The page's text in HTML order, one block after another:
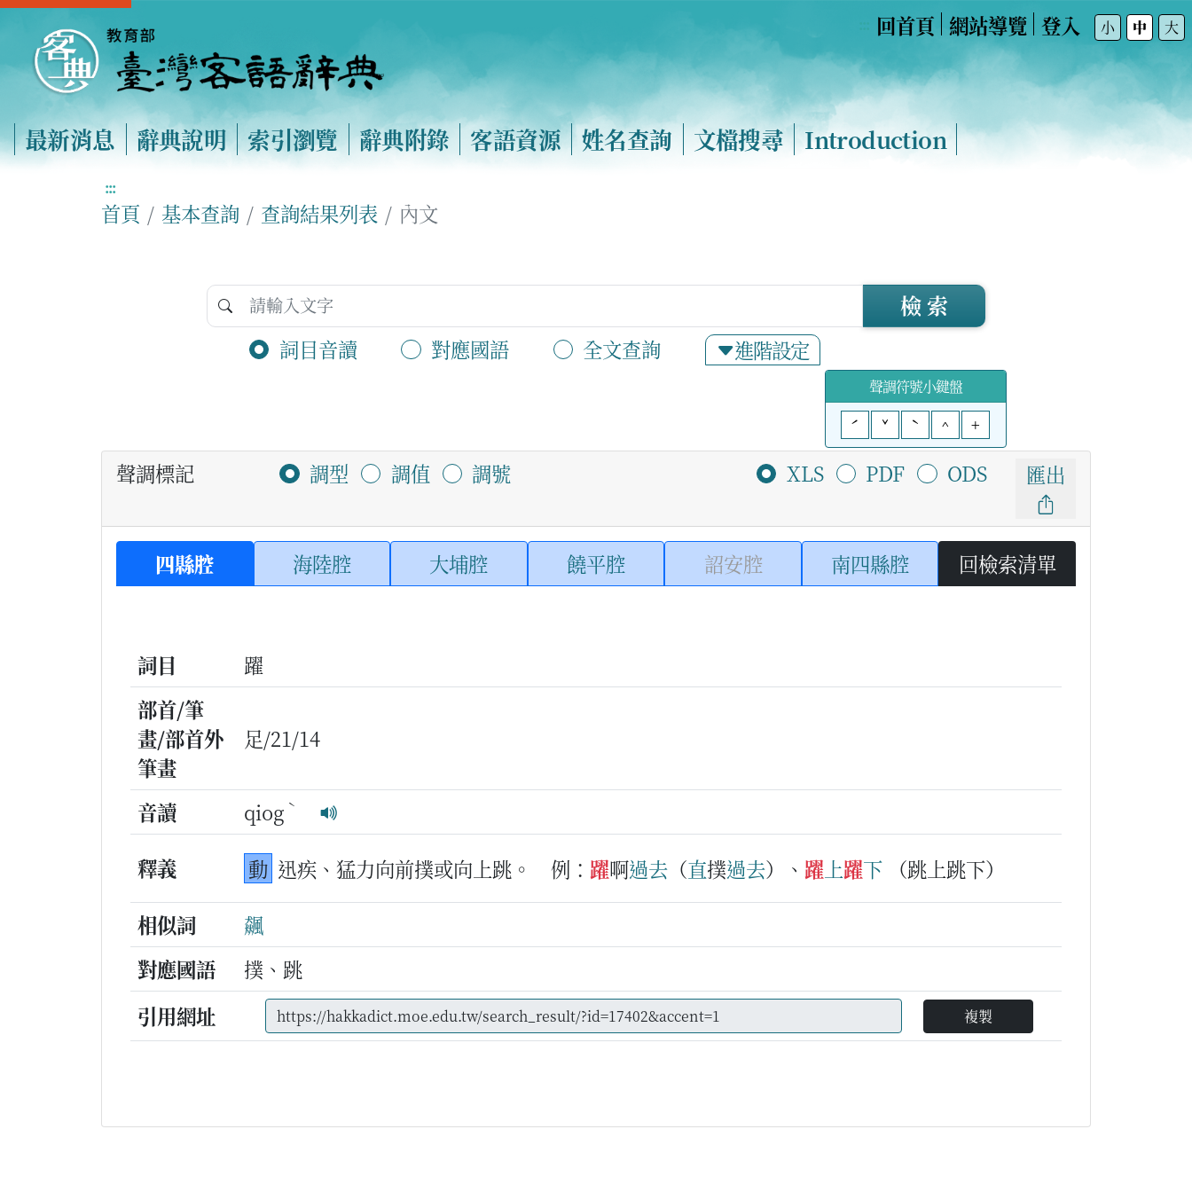
回首頁 網站導覽 登入 小 中 大
最新消息 辭典說明 索引瀏覽 辭典附錄 客語資源 姓名查詢 文檔搜尋 Introduction
:::
首頁 基本查詢 查詢結果列表 內文
詞目音讀 對應國語 全文查詢 進階設定
檢 索
聲調符號小鍵盤
ˊ
ˇ ˋ ^ +
聲調標記 調型 調值 調號 XLS PDF ODS 匯出
四縣腔 海陸腔 大埔腔 饒平腔 詔安腔 南四縣腔 回檢索清單
詞目
躍
部首/筆
畫/部首外
筆畫
足/21/14
音讀 qiog ˋ
釋義 動 迅疾、猛力向前撲或向上跳。 例： 躍啊過去 （直撲過去）、 躍 上躍下
（跳上跳下）
相似詞
飆
對應國語
撲、跳
引用網址
複製